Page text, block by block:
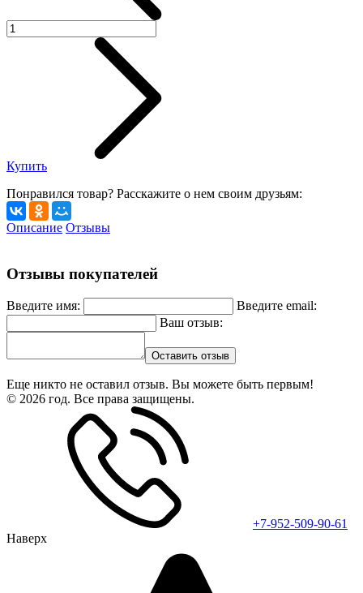
Купить
Понравился товар? Расскажите о нем своим друзьям:
Описание Отзывы
Отзывы покупателей
Введите имя:
Введите email:
Ваш отзыв:
Оставить отзыв
Еще никто не оставил отзыв. Вы можете быть первым!
© 2026 год. Все права защищены.
+7-952-509-90-61
Наверх